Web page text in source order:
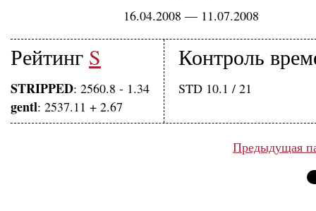
16.04.2008 — 11.07.2008
Рейтинг S
STRIPPED: 2560.8 - 1.34
gentl: 2537.11 + 2.67
Контроль
STD 10.1 / 21
Предыдущая